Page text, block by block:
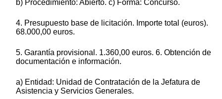
b) Procedimiento: Abierto. c) Forma: Concurso.
4. Presupuesto base de licitación. Importe total (euros).
68.000,00 euros.
5. Garantía provisional. 1.360,00 euros. 6. Obtención de
documentación e información.
a) Entidad: Unidad de Contratación de la Jefatura de
Asistencia y Servicios Generales.